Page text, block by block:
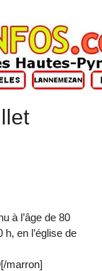
à l’âge de 80
en l’église de
marron]